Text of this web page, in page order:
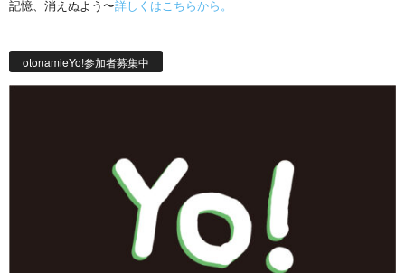
記憶、消えぬよう〜詳しくはこちらから。
otonamieYo!参加者募集中